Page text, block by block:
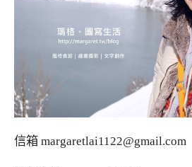
信箱 margaretlai1122@gmail.com